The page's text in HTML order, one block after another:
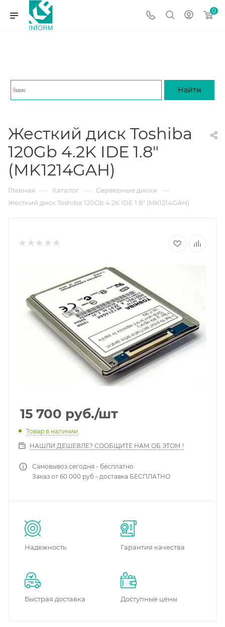
0
Жесткий диск Toshiba
120Gb 4.2K IDE 1.8"
(MK1214GAH)
Главная — Каталог — Серверные диски —
Жесткий диск Toshiba 120Gb 4.2K IDE 1.8" (MK1214GAH)
15 700 руб./шт
Товар в наличии
НАШЛИ ДЕШЕВЛЕ? СООБЩИТЕ НАМ ОБ ЭТОМ !
Самовывоз сегодня - бесплатно
Заказ от 60 000 руб - доставка БЕСПЛАТНО
Надежность Гарантия качества
Быстрая доставка Доступные цены